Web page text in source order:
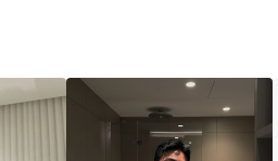
物設有「單一商品最高回饋點數」機制(特
，如顯示之商品規格、顏色、價位、贈品
請務必於訂單日期+180天以內至LINE購
紅包僅限指定商品使用，或不適用於無